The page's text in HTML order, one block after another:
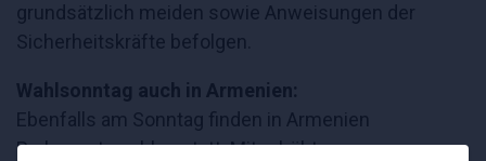
grundsätzlich meiden sowie Anweisungen der
Sicherheitskräfte befolgen.
Wahlsonntag auch in Armenien:
Ebenfalls am Sonntag finden in Armenien
Parlamentswahlen statt. Mit erhöhten